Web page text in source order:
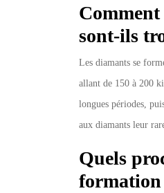
sont-ils
Les diamants se
allant de 150 à 200
longues périodes,
aux diamants leur
Quels
formation